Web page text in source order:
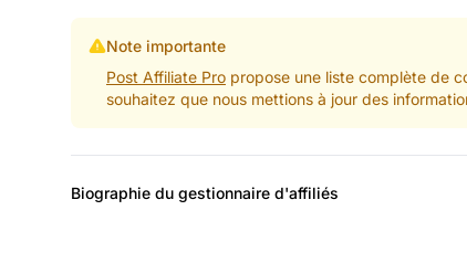
Note importante
Post Affiliate Propropose une liste complète de
souhaitez que nous mettions à jour des
Biographie du gestionnaire d'affiliés